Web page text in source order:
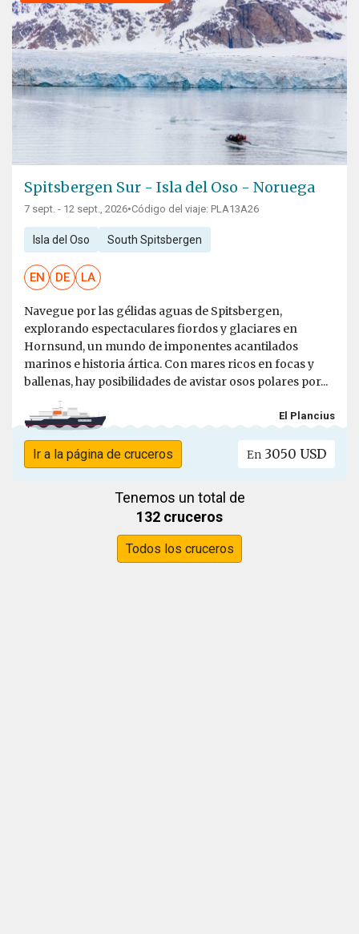
Spitsbergen Sur - Isla del Oso - Noruega
7 sept. - 12 sept., 2026•Código del viaje: PLA13A26
Isla del Oso South Spitsbergen
EN DE LA
Navegue por las gélidas aguas de Spitsbergen,
explorando espectaculares fiordos y glaciares en
Hornsund, un mundo de imponentes acantilados
marinos e historia ártica. Con mares ricos en focas y
ballenas, hay posibilidades de avistar osos polares por...
El Plancius
Ir a la página de cruceros En 3050 USD
Tenemos un total de
132 cruceros
Todos los cruceros